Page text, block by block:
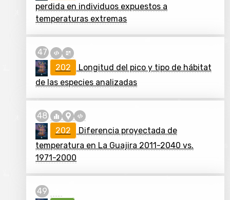
perdida en individuos expuestos a
temperaturas extremas
202
Longitud del pico y tipo de hábitat
de las especies analizadas
202
Diferencia proyectada de
temperatura en La Guajira 2011-2040 vs.
1971-2000